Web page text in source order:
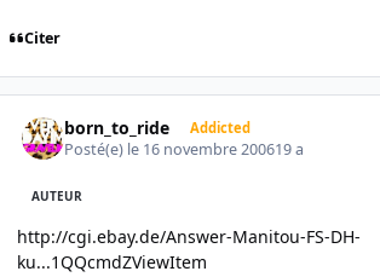
Citer
born_to_ride Addicted
Posté(e) le 16 novembre 200619 a
AUTEUR
http://cgi.ebay.de/Answer-Manitou-FS-DH-
ku...1QQcmdZViewItem